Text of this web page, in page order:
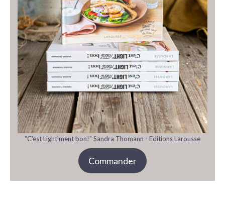
"C'est Light'ment bon!" Sandra Thomann - Editions Larousse
Commander